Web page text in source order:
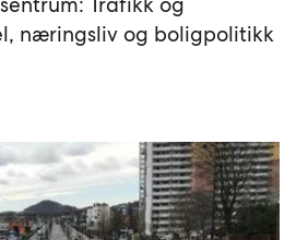
næringsliv og boligpolitikk